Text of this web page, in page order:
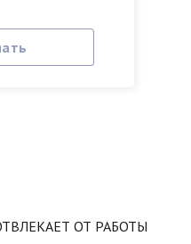
ОТ РАБОТЫ